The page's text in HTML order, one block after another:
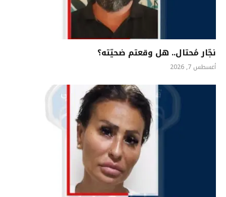
نجّار مُحتال.. هل وقعتم ضحيّته؟
أغسطس 7, 2026